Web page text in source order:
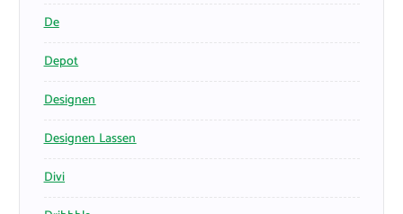
De
Depot
Designen
Designen Lassen
Divi